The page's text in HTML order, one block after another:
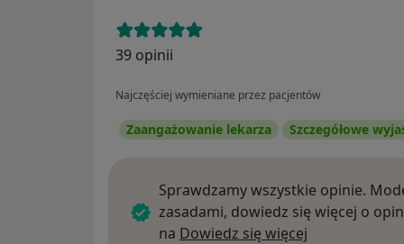
39 opinii
Najczęściej wymieniane przez pacjentów
Zaangażowanie lekarza Szczegółowe
Sprawdzamy wszystkie opinie.
zasadami, dowiedz się więcej o
na Dowiedz się więcej